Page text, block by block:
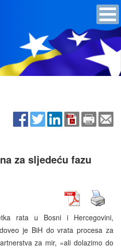
za sljedeću fazu
rata u Bosni i Hercegovini,
je BiH do vrata procesa za
za mir, «ali dolazimo do